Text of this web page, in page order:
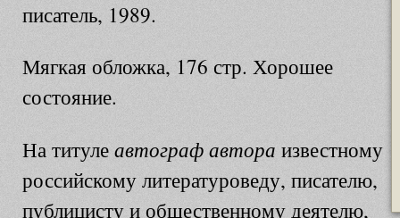
писатель, 1989.
Мягкая обложка, 176 стр. Хорошее
состояние.
На титулеавтограф автора известному
российскому литературоведу, писателю,
публицисту и общественному деятелю,